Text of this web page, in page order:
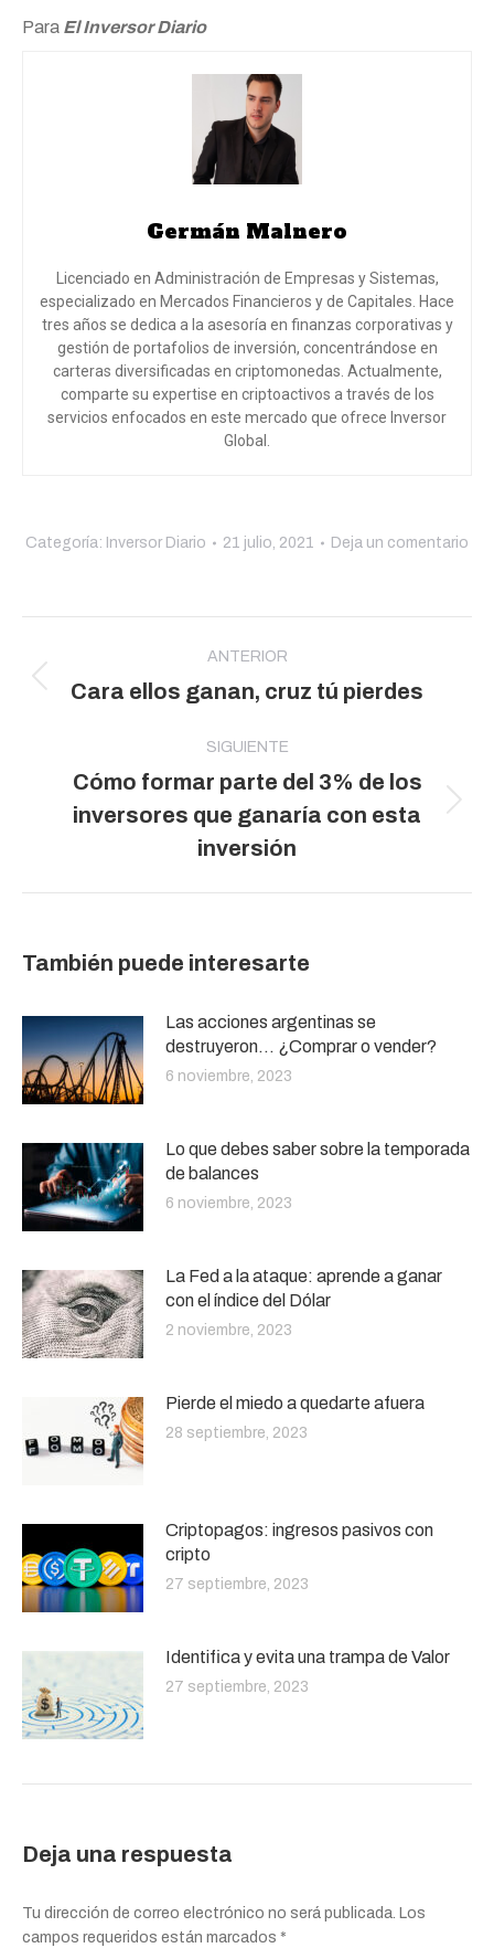
Para El Inversor Diario
Germán Malnero
Licenciado en Administración de Empresas y Sistemas,
especializado en Mercados Financieros y de Capitales. Hace
tres años se dedica a la asesoría en finanzas corporativas y
gestión de portafolios de inversión, concentrándose en
carteras diversificadas en criptomonedas. Actualmente,
comparte su expertise en criptoactivos a través de los
servicios enfocados en este mercado que ofrece Inversor
Global.
Categoría: Inversor Diario 21 julio, 2021 Deja un comentario
entre
publicaciones
ANTERIOR
Publicación
Cara ellos ganan, cruz tú pierdes
SIGUIENTE
Publicación
Cómo formar parte del 3% de los
inversores que ganaría con esta
inversión
También puede interesarte
Las acciones argentinas se
destruyeron… ¿Comprar o vender?
6 noviembre, 2023
Lo que debes saber sobre la temporada
de balances
6 noviembre, 2023
La Fed a la ataque: aprende a ganar
con el índice del Dólar
2 noviembre, 2023
Pierde el miedo a quedarte afuera
28 septiembre, 2023
Criptopagos: ingresos pasivos con
cripto
27 septiembre, 2023
Identifica y evita una trampa de Valor
27 septiembre, 2023
Deja una respuesta
Tu dirección de correo electrónico no será publicada. Los
campos requeridos están marcados *